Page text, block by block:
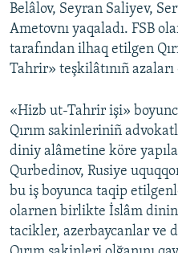
Belâlov, Seyran Saliyev,
Ametovnı yaqaladı. FSB
tarafından ilhaq etilgen
Tahrir» teşkilâtınıñ azaları
«Hizb ut-Tahrir işi»
Qırım sakinleriniñ
diniy alâmetine köre
Qurbedinov, Rusiye
bu iş boyunca taqip
olarnen birlikte İslâm
tacikler, azerbaycanlar ve